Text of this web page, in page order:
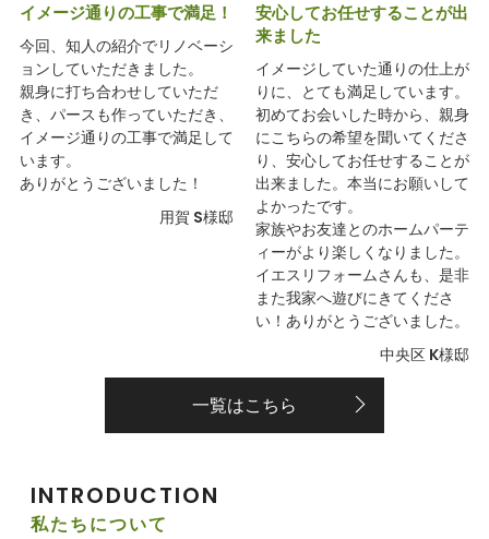
イメージ通りの工事で満足！
今回、知人の紹介でリノベーシ
ョンしていただきました。
親身に打ち合わせしていただ
き、パースも作っていただき、
イメージ通りの工事で満足して
います。
ありがとうございました！
用賀 S様邸
安心してお任せすることが出
来ました
イメージしていた通りの仕上が
りに、とても満足しています。
初めてお会いした時から、親身
にこちらの希望を聞いてくださ
り、安心してお任せすることが
出来ました。本当にお願いして
よかったです。
家族やお友達とのホームパーテ
ィーがより楽しくなりました。
イエスリフォームさんも、是非
また我家へ遊びにきてくださ
い！ありがとうございました。
中央区 K様邸
一覧はこちら
INTRODUCTION
私たちについて